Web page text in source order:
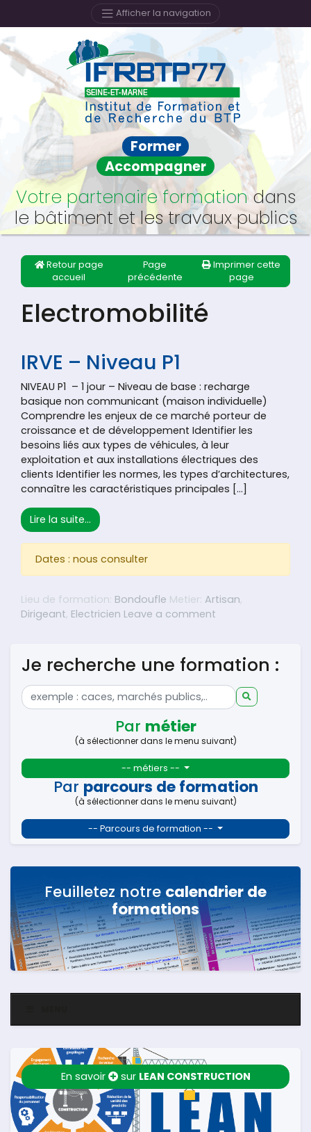
Afficher la navigation
Former
Accompagner
Votre partenaire formationdans
le bâtiment et les travaux publics
Je recherche une formation :
Par métier
(à sélectionner dans le menu suivant)
-- métiers --
Par parcours de formation
(à sélectionner dans le menu suivant)
-- Parcours de formation --
Feuilletez notre calendrier de
formations
En savoir sur LEAN CONSTRUCTION
Retour page
accueil
Page
précédente
Imprimer cette
page
Electromobilité
IRVE – Niveau P1
NIVEAU P1 – 1 jour – Niveau de base : recharge
basique non communicant (maison individuelle)
Comprendre les enjeux de ce marché porteur de
croissance et de développement Identifier les
besoins liés aux types de véhicules, à leur
exploitation et aux installations électriques des
clients Identifier les normes, les types d’architectures,
connaître les caractéristiques principales […]
Lire la suite… from IRVE – Niveau P1
Dates : nous consulter
Lieu de formation: Bondoufle Metier: Artisan,
Dirigeant, Electricien Leave a comment